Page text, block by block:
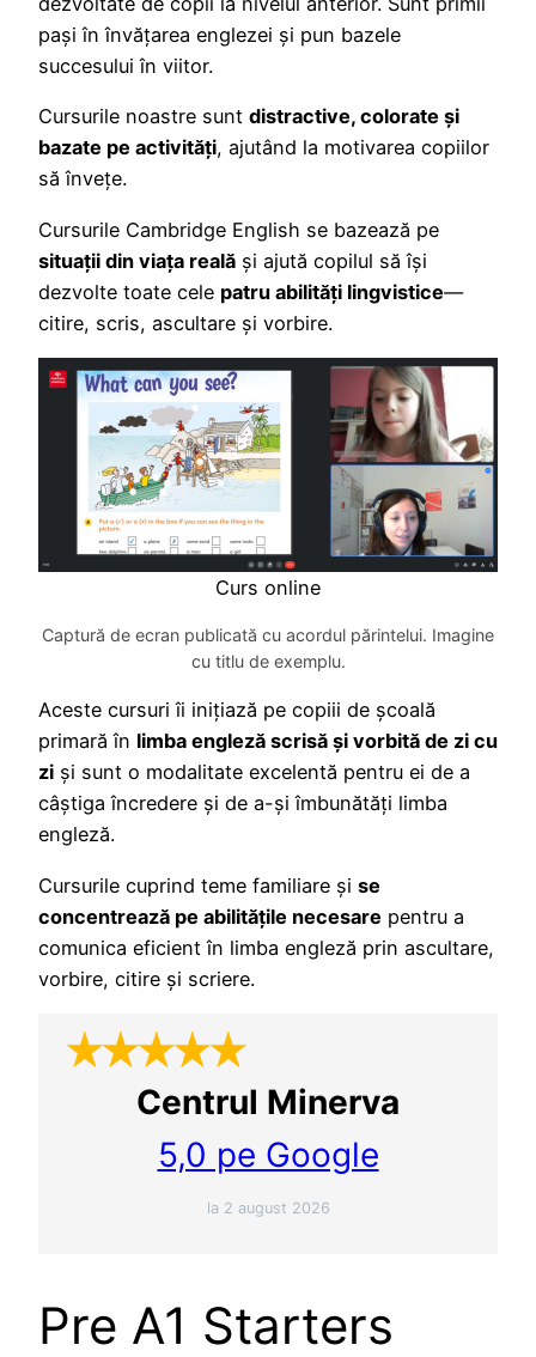
pași în învățarea englezei și pun bazele
succesului în viitor.
Cursurile noastre sunt distractive, colorate și
bazate pe activități, ajutând la motivarea copiilor
să învețe.
Cursurile Cambridge English se bazează pe
situații din viața reală și ajută copilul să își
dezvolte toate cele patru abilități lingvistice—
citire, scris, ascultare și vorbire.
Curs online
Captură de ecran publicată cu acordul părintelui. Imagine
cu titlu de exemplu.
Aceste cursuri îi inițiază pe copiii de școală
primară în limba engleză scrisă și vorbită de zi cu
zi și sunt o modalitate excelentă pentru ei de a
câștiga încredere și de a-și îmbunătăți limba
engleză.
Cursurile cuprind teme familiare și se
concentrează pe abilitățile necesare pentru a
comunica eficient în limba engleză prin ascultare,
vorbire, citire și scriere.
Centrul Minerva
5,0 pe Google
la 2 august 2026
Pre A1 Starters